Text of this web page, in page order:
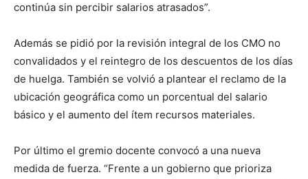
continúa sin percibir salarios atrasados”.
Además se pidió por la revisión integral de los CMO no
convalidados y el reintegro de los descuentos de los días
de huelga. También se volvió a plantear el reclamo de la
ubicación geográfica como un porcentual del salario
básico y el aumento del ítem recursos materiales.
Por último el gremio docente convocó a una nueva
medida de fuerza. “Frente a un gobierno que prioriza